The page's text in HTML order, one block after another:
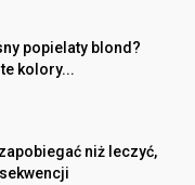
popielaty blond?
kolory...
niż leczyć,